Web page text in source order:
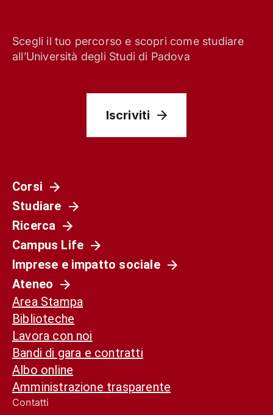
Scegli il tuo percorso e scopri come studiare
all’Università degli Studi di Padova
Iscriviti
Corsi
Studiare
Ricerca
Campus Life
Imprese e impatto sociale
Ateneo
Area Stampa
Biblioteche
Lavora con noi
Bandi di gara e contratti
Albo online
Amministrazione trasparente
Contatti